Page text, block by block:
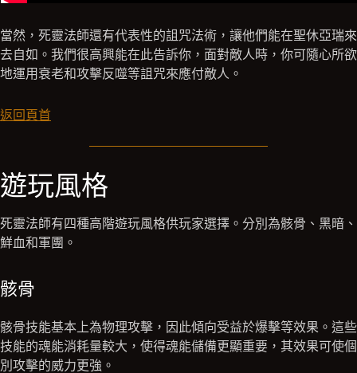
當然，死靈法師還有代表性的詛咒法術，讓他們能在聖休亞瑞來
去自如。我們很高興能在此告訴你，面對敵人時，你可隨心所欲
地運用衰老和攻擊反噬等詛咒來應付敵人。
返回頁首
遊玩風格
死靈法師有四種高階遊玩風格供玩家選擇。分別為骸骨、黑暗、
鮮血和軍團。
骸骨
骸骨技能基本上為物理攻擊，因此傾向受益於爆擊等效果。這些
技能的魂能消耗量較大，使得魂能儲備更顯重要，其效果可使個
別攻擊的威力更強。